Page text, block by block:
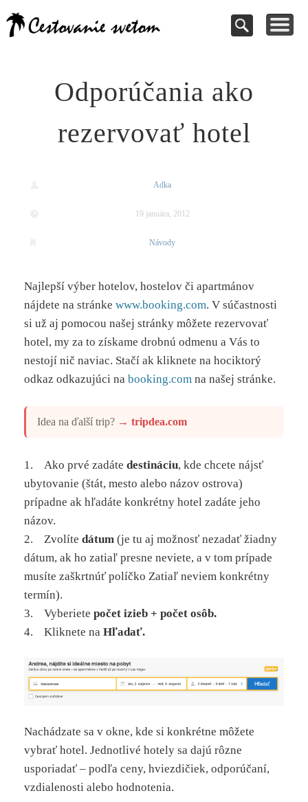
Cestovanie a
dovolenky
DOVOLENKY Cestujte s nami
VAŠE PRÍSPEVKY Inšpirujte sa
TIPY NA VÝLETY Kde vycestovať
NÁVODY Pomoc pri rezervácii
Odporúčania ako
rezervovať hotel
Adka
19 januára, 2012
Návody
Najlepší výber hotelov, hostelov či apartmánov
nájdete na stránkewww.booking.com. V súčastnosti
si už aj pomocou našej stránky môžete rezervovať
hotel, my za to získame drobnú odmenu a Vás to
nestojí nič naviac. Stačí ak kliknete na hociktorý
odkaz odkazujúci nabooking.com na našej stránke.
Idea na ďalší trip? → tripdea.com
1. Ako prvé zadátedestináciu, kde chcete nájsť
ubytovanie (štát, mesto alebo názov ostrova)
prípadne ak hľadáte konkrétny hotel zadáte jeho
názov.
2. Zvolíte dátum (je tu aj možnosť nezadať žiadny
dátum, ak ho zatiaľ presne neviete, a v tom prípade
musíte zaškrtnúť políčko Zatiaľ neviem konkrétny
termín).
3. Vyberietepočet izieb + počet osôb.
4. Kliknete naHľadať.
Nachádzate sa v okne, kde si konkrétne môžete
vybrať hotel. Jednotlivé hotely sa dajú rôzne
usporiadať – podľa ceny, hviezdičiek, odporúčaní,
vzdialenosti alebo hodnotenia.